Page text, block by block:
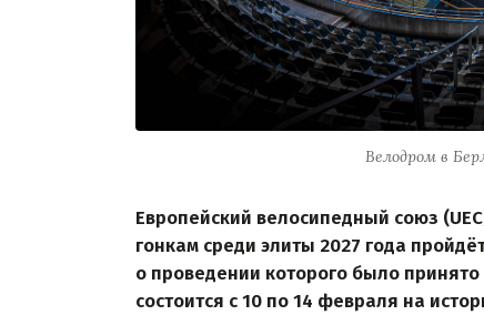
Велодром в
Европейский велосипедный союз
гонкам среди элиты 2027 года
о проведении которого было
состоится с 10 по 14 февраля на